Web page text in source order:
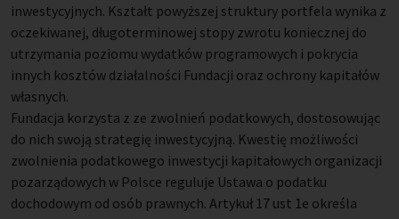
inwestycyjnych. Kształt powyższej struktury portfela wynika z
oczekiwanej, długoterminowej stopy zwrotu koniecznej do
utrzymania poziomu wydatków programowych i pokrycia
innych kosztów działalności Fundacji oraz ochrony kapitałów
własnych.
Fundacja korzysta z ze zwolnień podatkowych, dostosowując
do nich swoją strategię inwestycyjną. Kwestię możliwości
zwolnienia podatkowego inwestycji kapitałowych organizacji
pozarządowych w Polsce reguluje Ustawa o podatku
dochodowym od osób prawnych. Artykuł 17 ust 1e określa